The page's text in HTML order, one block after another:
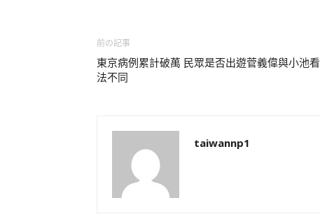
前の記事
東京病例累計破萬 民眾是否出遊菅義偉與小池看
法不同
taiwannp1